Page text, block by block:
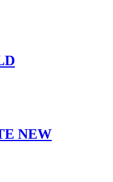
NEW